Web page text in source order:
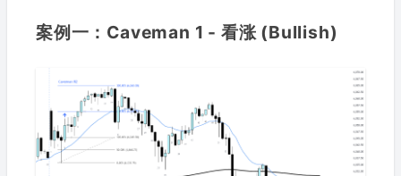
案例一：Caveman 1 - 看涨 (Bullish)